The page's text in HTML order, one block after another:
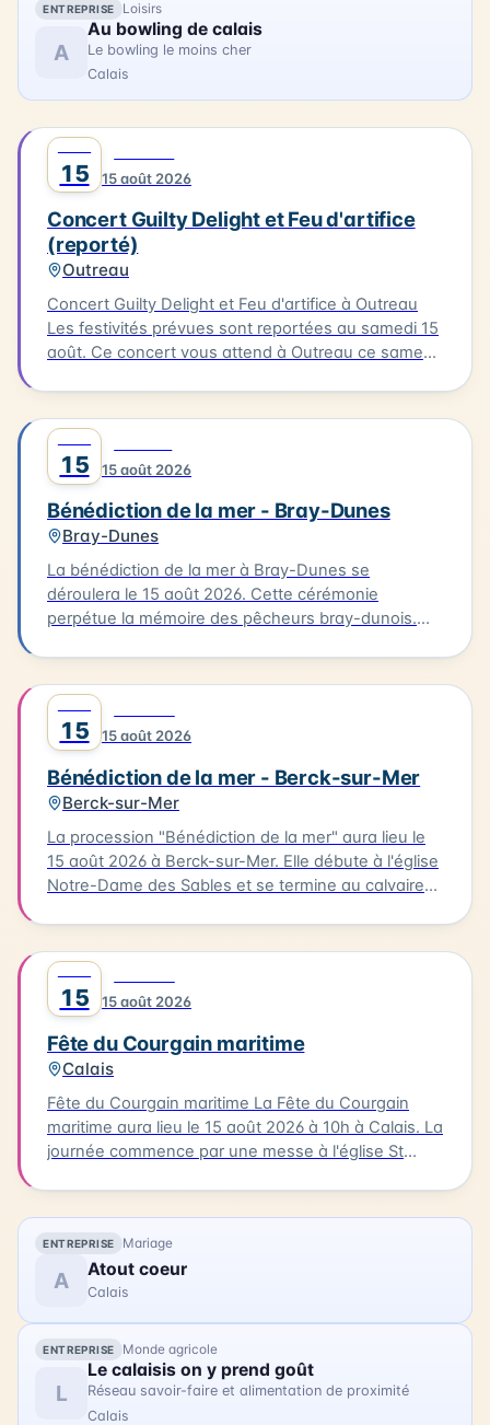
ENTREPRISE Loisirs
A
Au bowling de calais
Le bowling le moins cher
Calais
15 15 août 2026
Concert Guilty Delight et Feu d'artifice
(reporté)
Outreau
Concert Guilty Delight et Feu d'artifice à Outreau
Les festivités prévues sont reportées au samedi 15
août. Ce concert vous attend à Outreau ce samedi
15 15 août 2026
Bénédiction de la mer - Bray-Dunes
Bray-Dunes
La bénédiction de la mer à Bray-Dunes se
déroulera le 15 août 2026. Cette cérémonie
perpétue la mémoire des pêcheurs bray-dunois.
traditionnels jusqu'à la plage. L'homologue est
ensuite rendu aux marins disparus. Cette tradition
est une occasion pour les habitants de se
15 15 août 2026
Bénédiction de la mer - Berck-sur-Mer
Berck-sur-Mer
La procession "Bénédiction de la mer" aura lieu le
15 août 2026 à Berck-sur-Mer. Elle débute à l'église
Notre-Dame des Sables et se termine au calvaire
des bateaux. Vous pourrez également profiter
d'animations, de stands associatifs et d'un feu
d'artifices en soirée. Cette célébration est un
de Berck-sur-Mer.
15 15 août 2026
Fête du Courgain maritime
Calais
Fête du Courgain maritime La Fête du Courgain
maritime aura lieu le 15 août 2026 à 10h à Calais. La
journée commence par une messe à l'église St
pourrez découvrir des animations, des restaurants
proposant des plats à base de produits de la mer,
des joutes nautiques et des concerts. Accédez
librement au quartier du Courgain maritime pour
découvrir ces animations et profiter de la journée.
ENTREPRISE Mariage
A Atout coeur
Calais
ENTREPRISE Monde agricole
L
Le calaisis on y prend goût
Réseau savoir-faire et alimentation de proximité
Calais